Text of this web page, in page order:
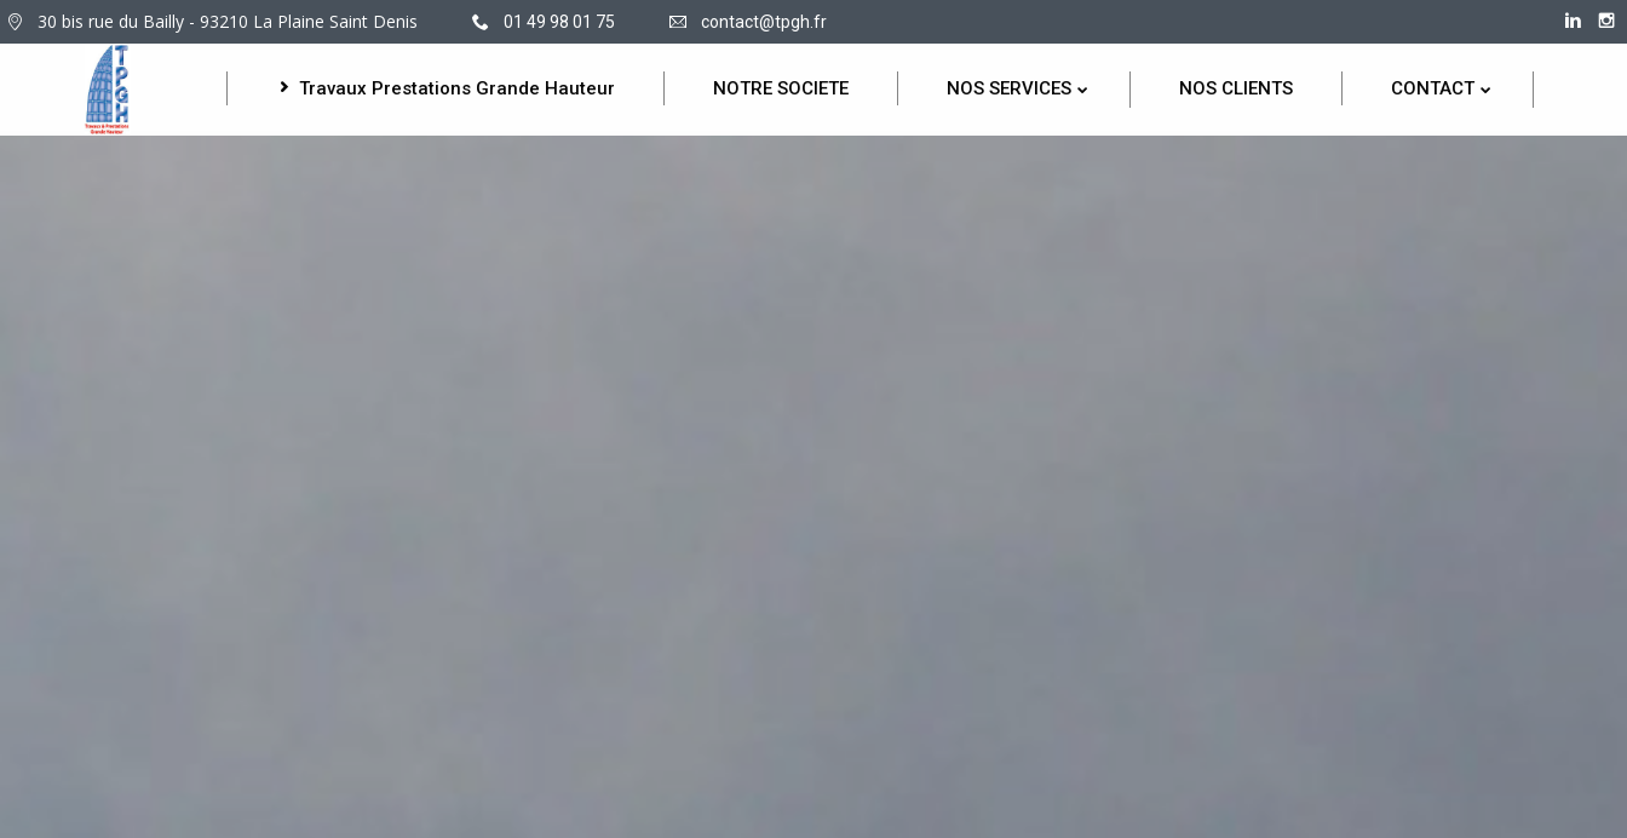
30 bis rue du Bailly - 93210 La Plaine Saint Denis 01 49 98 01 75 contact@tpgh.fr
Travaux Prestations Grande Hauteur NOTRE SOCIETE NOS SERVICES NOS CLIENTS CONTACT